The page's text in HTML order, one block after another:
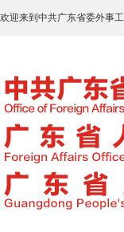
欢迎来到中共广东省委外事